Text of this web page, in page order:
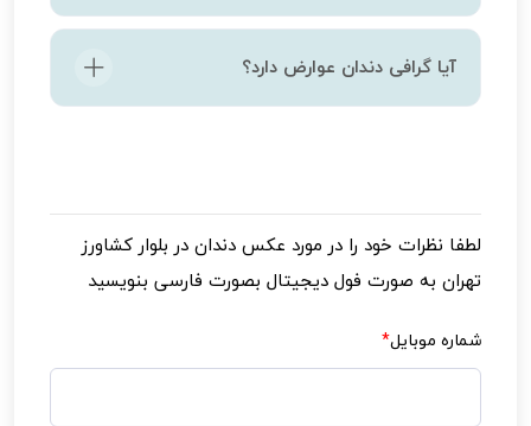
برای بررسی تراکم استخوان و برنامه‌ریزی دقیق
محل کاشت ایمپلنت از این شیوه استفاده
آیا گرافی دندان عوارض دارد؟
لطفا نظرات خود را در مورد عکس دندان در بلوار کشاورز
تهران به صورت فول دیجیتال بصورت فارسی بنویسید
شماره موبایل*